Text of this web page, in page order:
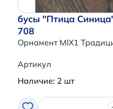
бусы "Птица
708
Орнамент MIX1
Артикул
Наличие: 2 шт